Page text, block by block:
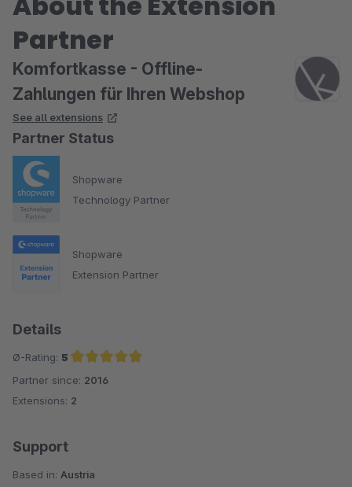
Partner
Komfortkasse - Offline-
Zahlungen für Ihren Webshop
See all extensions
Partner Status
Shopware
Technology Partner
Shopware
Extension Partner
Details
Ø-Rating: 5
Average rating of 5 out of 5 stars
Partner since: 2016
Extensions: 2
Support
Based in: Austria